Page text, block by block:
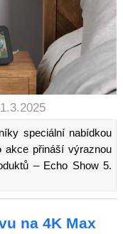
speciální nabídkou
akce přináší výraznou
– Echo Show 5.
na 4K Max